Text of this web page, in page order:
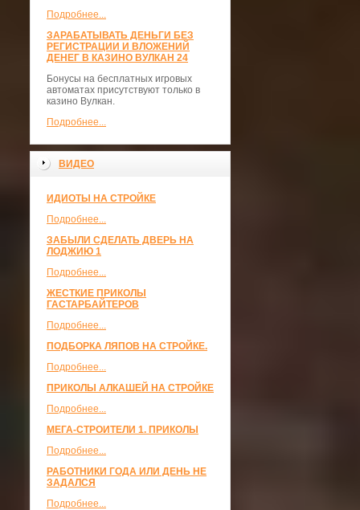
Подробнее...
ЗАРАБАТЫВАТЬ ДЕНЬГИ БЕЗ
РЕГИСТРАЦИИ И ВЛОЖЕНИЙ
ДЕНЕГ В КАЗИНО ВУЛКАН 24
Бонусы на бесплатных игровых
автоматах присутствуют только в
казино Вулкан.
Подробнее...
ВИДЕО
ИДИОТЫ НА СТРОЙКЕ
Подробнее...
ЗАБЫЛИ СДЕЛАТЬ ДВЕРЬ НА
ЛОДЖИЮ 1
Подробнее...
ЖЕСТКИЕ ПРИКОЛЫ
ГАСТАРБАЙТЕРОВ
Подробнее...
ПОДБОРКА ЛЯПОВ НА СТРОЙКЕ.
Подробнее...
ПРИКОЛЫ АЛКАШЕЙ НА СТРОЙКЕ
Подробнее...
МЕГА-СТРОИТЕЛИ 1. ПРИКОЛЫ
Подробнее...
РАБОТНИКИ ГОДА ИЛИ ДЕНЬ НЕ
ЗАДАЛСЯ
Подробнее...